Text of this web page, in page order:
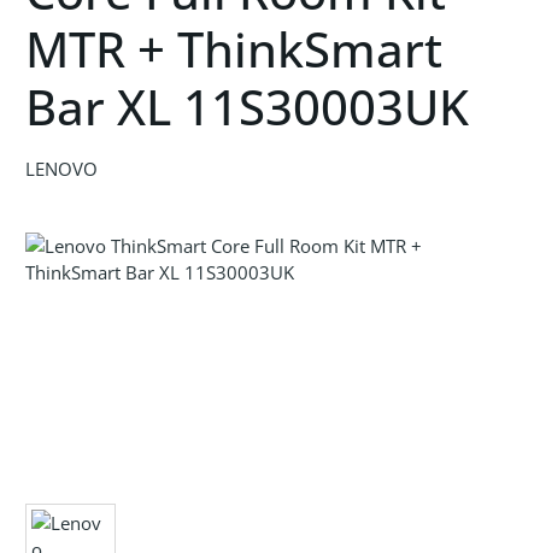
MTR + ThinkSmart
Bar XL 11S30003UK
LENOVO
Bildergalerie überspringen